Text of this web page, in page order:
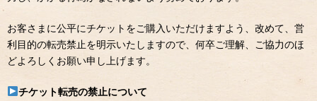
お客さまに公平にチケットをご購入いただけますよう、改めて、営
利目的の転売禁止を明示いたしますので、何卒ご理解、ご協力のほ
どよろしくお願い申し上げます。
チケット転売の禁止について